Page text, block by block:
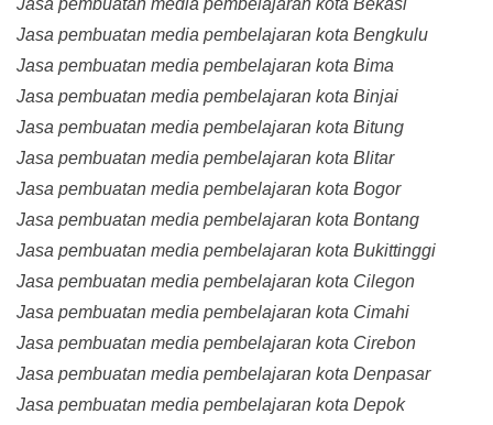
Jasa pembuatan media pembelajaran kota Bekasi
Jasa pembuatan media pembelajaran kota Bengkulu
Jasa pembuatan media pembelajaran kota Bima
Jasa pembuatan media pembelajaran kota Binjai
Jasa pembuatan media pembelajaran kota Bitung
Jasa pembuatan media pembelajaran kota Blitar
Jasa pembuatan media pembelajaran kota Bogor
Jasa pembuatan media pembelajaran kota Bontang
Jasa pembuatan media pembelajaran kota Bukittinggi
Jasa pembuatan media pembelajaran kota Cilegon
Jasa pembuatan media pembelajaran kota Cimahi
Jasa pembuatan media pembelajaran kota Cirebon
Jasa pembuatan media pembelajaran kota Denpasar
Jasa pembuatan media pembelajaran kota Depok